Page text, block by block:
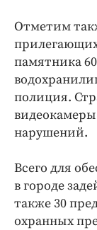
Отметим
памятника
полиция.
нарушений.
Всего для
в городе
также 30
охранных